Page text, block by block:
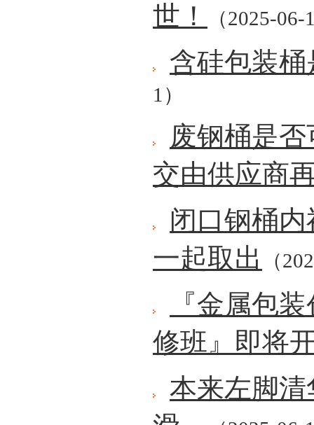
世！
（2025-06-
含硅包装
1）
废钢桶是
交由供应商
闭口钢桶
一起取出
（
『金属包
修班』即将
本来左脚